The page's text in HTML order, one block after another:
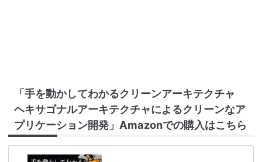
「手を動かしてわかるクリーンアーキテクチャ
ヘキサゴナルアーキテクチャによるクリーンなア
プリケーション開発」Amazonでの購入はこちら